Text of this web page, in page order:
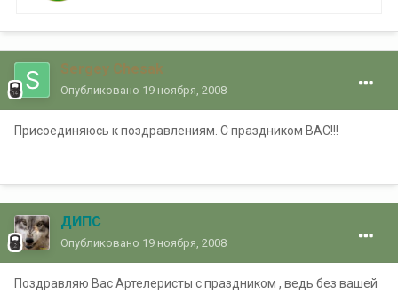
Sergey Chesak
Опубликовано 19 ноября, 2008
Присоединяюсь к поздравлениям. С праздником ВАС!!!
ДИПС
Опубликовано 19 ноября, 2008
Поздравляю Вас Артелеристы с праздником , ведь без вашей